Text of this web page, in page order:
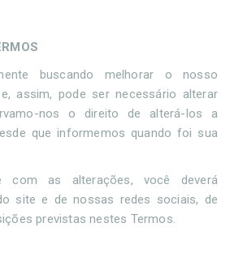
buscando melhorar o nosso
assim, pode ser necessário alterar
nos o direito de alterá-los a
que informemos quando foi sua
com as alterações, você deverá
site e de nossas redes sociais, de
previstas nestes Termos.